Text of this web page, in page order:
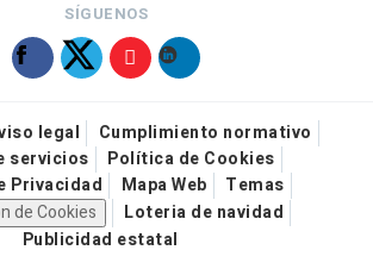
SÍGUENOS
legal
Cumplimiento normativo
servicios
Política de Cookies
Privacidad
Mapa Web
Temas
de Cookies
Loteria de navidad
Publicidad estatal